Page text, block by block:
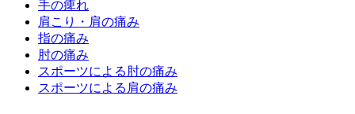
手の痺れ
肩こり・肩の痛み
指の痛み
肘の痛み
スポーツによる肘の痛み
スポーツによる肩の痛み